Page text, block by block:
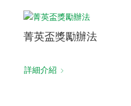
菁英盃獎勵辦法
詳細介紹